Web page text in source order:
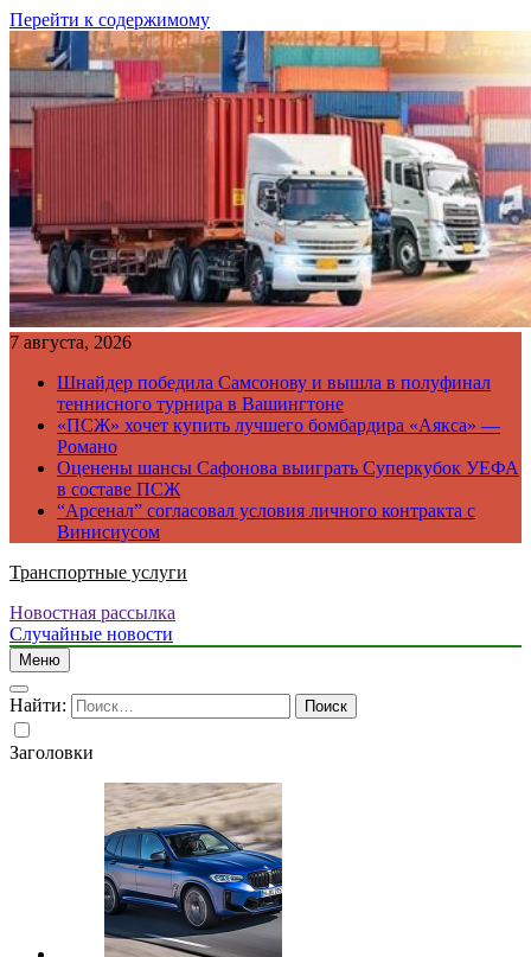
Перейти к содержимому
7 августа, 2026
Шнайдер победила Самсонову и вышла в полуфинал
теннисного турнира в Вашингтоне
«ПСЖ» хочет купить лучшего бомбардира «Аякса» —
Романо
Оценены шансы Сафонова выиграть Суперкубок УЕФА
в составе ПСЖ
“Арсенал” согласовал условия личного контракта с
Винисиусом
Транспортные услуги
Новостная рассылка
Случайные новости
Меню
Найти:
Заголовки